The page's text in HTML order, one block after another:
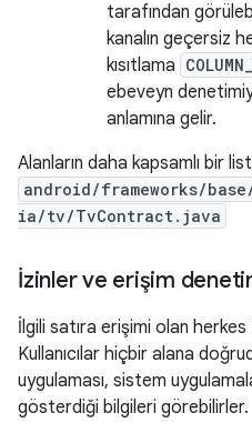
tarafından
kanalın geçersiz
kısıtlama
ebeveyn
anlamına gelir.
Alanların daha kapsamlı bir
android/frameworks/
ia/tv/TvContract.java
İzinler ve erişim
İlgili satıra erişimi olan
Kullanıcılar hiçbir alana
uygulaması, sistem
gösterdiği bilgileri görebilirler.